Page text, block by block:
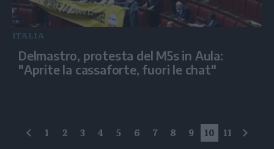
ITALIA
Delmastro, protesta del M5s in Aula:
"Aprite la cassaforte, fuori le chat"
precedente
1 2 3 4 5 6 7 8 9 10 11